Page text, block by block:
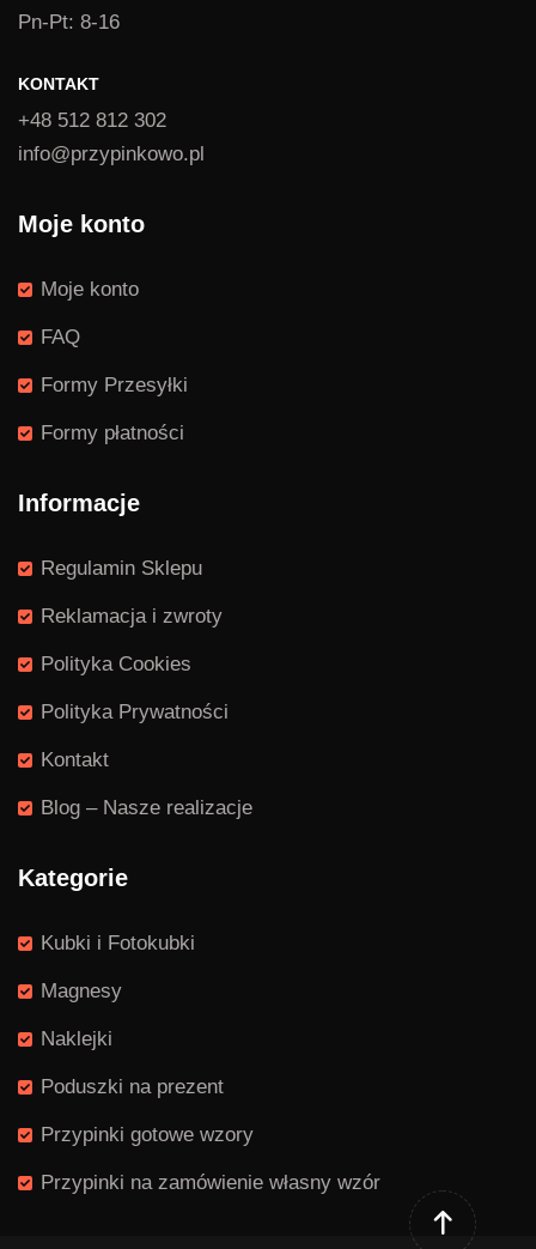
Pn-Pt: 8-16
KONTAKT
+48 512 812 302
info@przypinkowo.pl
Moje konto
Moje konto
FAQ
Formy Przesyłki
Formy płatności
Informacje
Regulamin Sklepu
Reklamacja i zwroty
Polityka Cookies
Polityka Prywatności
Kontakt
Blog – Nasze realizacje
Kategorie
Kubki i Fotokubki
Magnesy
Naklejki
Poduszki na prezent
Przypinki gotowe wzory
Przypinki na zamówienie własny wzór